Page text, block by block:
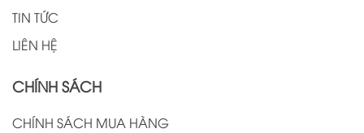
TIN TỨC
LIÊN HỆ
CHÍNH SÁCH
CHÍNH SÁCH MUA HÀNG